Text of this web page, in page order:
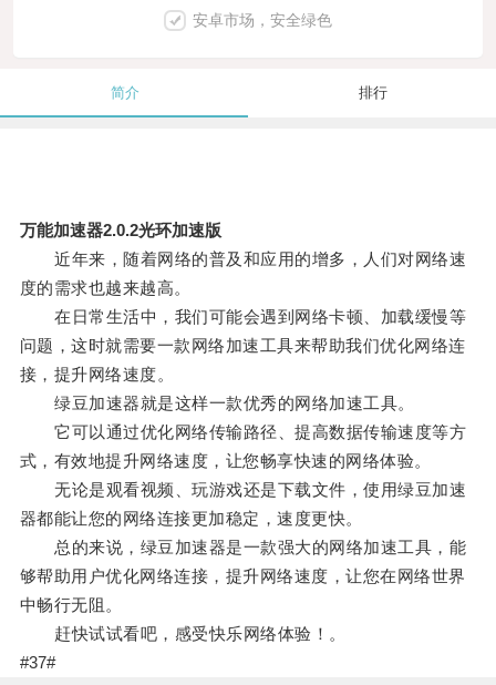
安卓市场，安全绿色
简介 排行
万能加速器2.0.2光环加速版
近年来，随着网络的普及和应用的增多，人们对网络速
度的需求也越来越高。
在日常生活中，我们可能会遇到网络卡顿、加载缓慢等
问题，这时就需要一款网络加速工具来帮助我们优化网络连
接，提升网络速度。
绿豆加速器就是这样一款优秀的网络加速工具。
它可以通过优化网络传输路径、提高数据传输速度等方
式，有效地提升网络速度，让您畅享快速的网络体验。
无论是观看视频、玩游戏还是下载文件，使用绿豆加速
器都能让您的网络连接更加稳定，速度更快。
总的来说，绿豆加速器是一款强大的网络加速工具，能
够帮助用户优化网络连接，提升网络速度，让您在网络世界
中畅行无阻。
赶快试试看吧，感受快乐网络体验！。
#37#